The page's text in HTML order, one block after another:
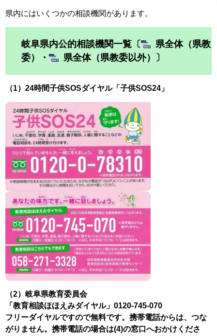
県内にはいくつかの相談機関があります。
岐阜県内公的相談機関一覧〔
県全体（県教
委）
・ 県全体（県教委以外） 〕
（1）24時間子供SOSダイヤル「子供SOS24」
（2）岐阜県教育委員会
「教育相談ほほえみダイヤル」0120‐745‐070
フリーダイヤルですので無料です。携帯電話からは、つな
がりません。携帯電話の場合は(4)の窓口へおかけくださ